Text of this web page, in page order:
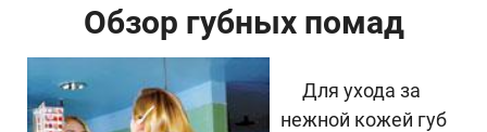
Обзор губных помад
Для ухода за
нежной кожей губ